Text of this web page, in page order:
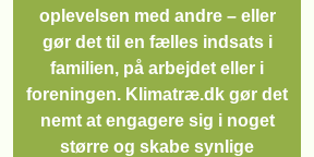
oplevelsen med andre – eller
gør det til en fælles indsats i
familien, på arbejdet eller i
foreningen. Klimatræ.dk gør det
nemt at engagere sig i noget
større og skabe synlige